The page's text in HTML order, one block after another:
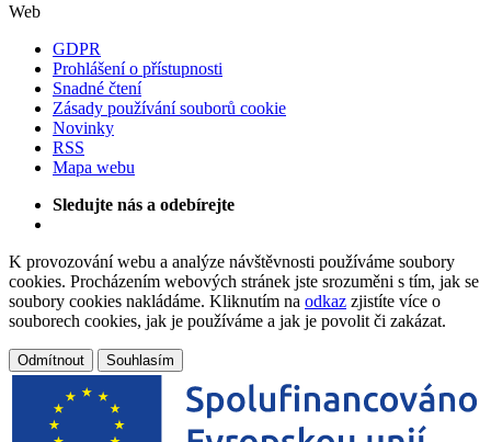
Web
GDPR
Prohlášení o přístupnosti
Snadné čtení
Zásady používání souborů cookie
Novinky
RSS
Mapa webu
Sledujte nás a odebírejte
K provozování webu a analýze návštěvnosti používáme soubory
cookies. Procházením webových stránek jste srozuměni s tím, jak se
soubory cookies nakládáme. Kliknutím na odkaz zjistíte více o
souborech cookies, jak je používáme a jak je povolit či zakázat.
Odmítnout Souhlasím